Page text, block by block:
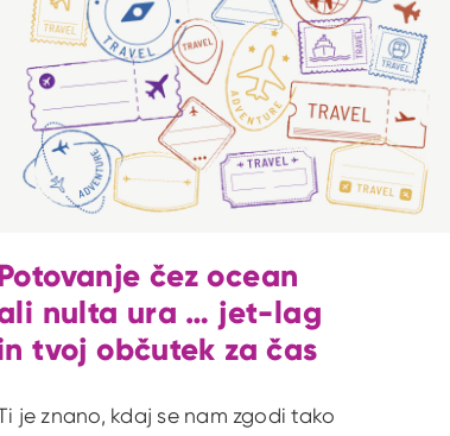
čez ocean
nulta ura … jet-lag
tvoj občutek za čas
je znano, kdaj se nam zgodi tako